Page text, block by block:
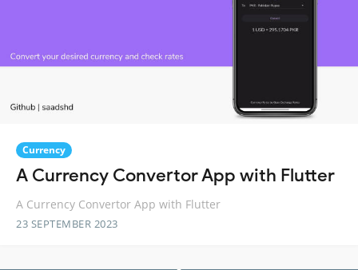
Currency
A Currency Convertor App with Flutter
A Currency Convertor App with Flutter
23 SEPTEMBER 2023